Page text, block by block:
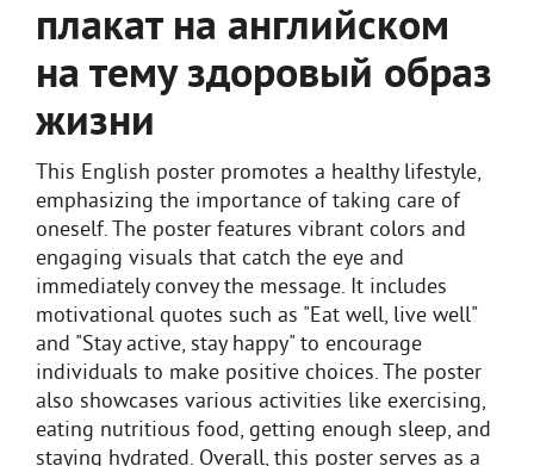
плакат на английском
на тему здоровый образ
жизни
This English poster promotes a healthy lifestyle,
emphasizing the importance of taking care of
oneself. The poster features vibrant colors and
engaging visuals that catch the eye and
immediately convey the message. It includes
motivational quotes such as "Eat well, live well"
and "Stay active, stay happy" to encourage
individuals to make positive choices. The poster
also showcases various activities like exercising,
eating nutritious food, getting enough sleep, and
staying hydrated. Overall, this poster serves as a